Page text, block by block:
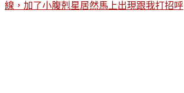
線，加了小腹剋星居然馬上出現跟我打招呼